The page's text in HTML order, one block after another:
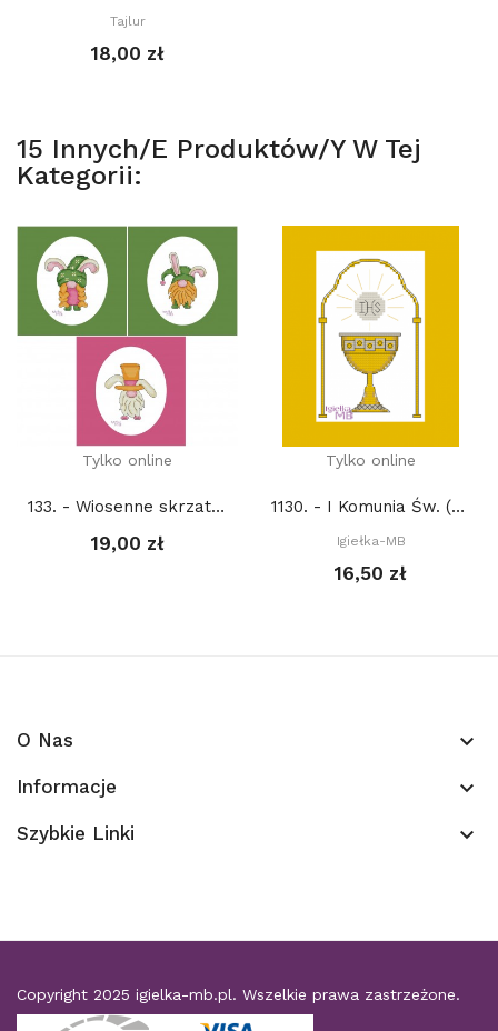
Tajlur
18,00 zł
15 Innych/e Produktów/y W Tej
Kategorii:
Tylko online
133. - Wiosenne skrzaty (PDF)
19,00 zł
Tylko online
1130. - I Komunia Św. (PDF)
Igiełka-MB
16,50 zł
O Nas keyboard_arrow_down
Informacje keyboard_arrow_down
Szybkie Linki keyboard_arrow_down
Copyright 2025 igielka-mb.pl. Wszelkie prawa zastrzeżone.